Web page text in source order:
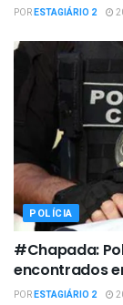
PORESTAGIÁRIO 2
POLÍCIA
#Chapada:
encontrados
PORESTAGIÁRIO 2